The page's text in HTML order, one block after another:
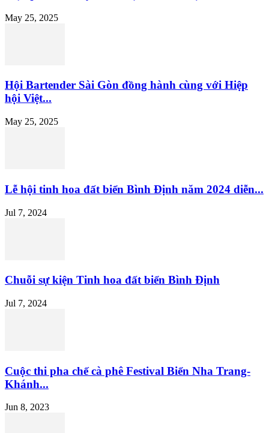
May 25, 2025
Hội Bartender Sài Gòn đồng hành cùng với Hiệp
hội Việt...
May 25, 2025
Lễ hội tinh hoa đất biển Bình Định năm 2024 diễn...
Jul 7, 2024
Chuỗi sự kiện Tinh hoa đất biển Bình Định
Jul 7, 2024
Cuộc thi pha chế cà phê Festival Biển Nha Trang-
Khánh...
Jun 8, 2023